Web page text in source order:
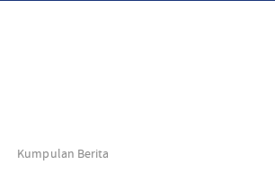
Kumpulan Berita